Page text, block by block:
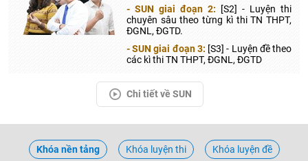
- SUN giai đoạn 2: [S2] - Luyện thi
chuyên sâu theo từng kì thi TN THPT,
ĐGNL, ĐGTD.
- SUN giai đoạn 3: [S3] - Luyện đề theo
các kì thi TN THPT, ĐGNL, ĐGTD
Chi tiết về SUN
Khóa nền tảng Khóa luyện thi Khóa luyện đề